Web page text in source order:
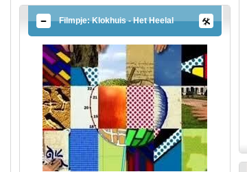
Filmpje: Klokhuis - Het Heelal